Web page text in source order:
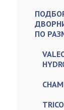
ПО
TRICO